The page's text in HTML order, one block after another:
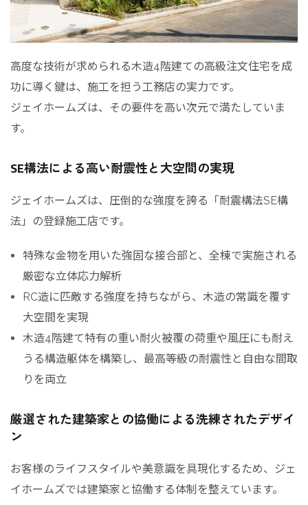
高度な技術が求められる木造4階建ての高級注文住宅を成
功に導く鍵は、施工を担う工務店の実力です。
ジェイホームズは、その要件を高い次元で満たしていま
す。
SE構法による高い耐震性と大空間の実現
ジェイホームズは、圧倒的な強度を誇る「耐震構法SE構
法」の登録施工店です。
特殊な金物を用いた強固な接合部と、全棟で実施される
厳密な立体応力解析
RC造に匹敵する強度を持ちながら、木造の常識を覆す
大空間を実現
木造4階建て特有の重い耐火被覆の荷重や風圧にも耐え
うる構造躯体を構築し、最高等級の耐震性と自由な間取
りを両立
厳選された建築家との協働による洗練されたデザイ
ン
お客様のライフスタイルや美意識を具現化するため、ジェ
イホームズでは建築家と協働する体制を整えています。